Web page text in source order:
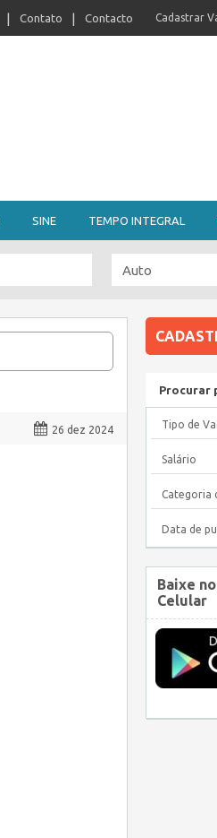
Contato Contacto Cadastrar
SINE TEMPO INTEGRAL
26 dez 2024
Procurar
Tipo de
Salário
Categoria
Data de
Baixe
Celular